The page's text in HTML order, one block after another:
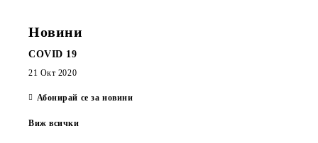
Новини
COVID 19
21 Окт 2020
Абонирай се за новини
Виж всички